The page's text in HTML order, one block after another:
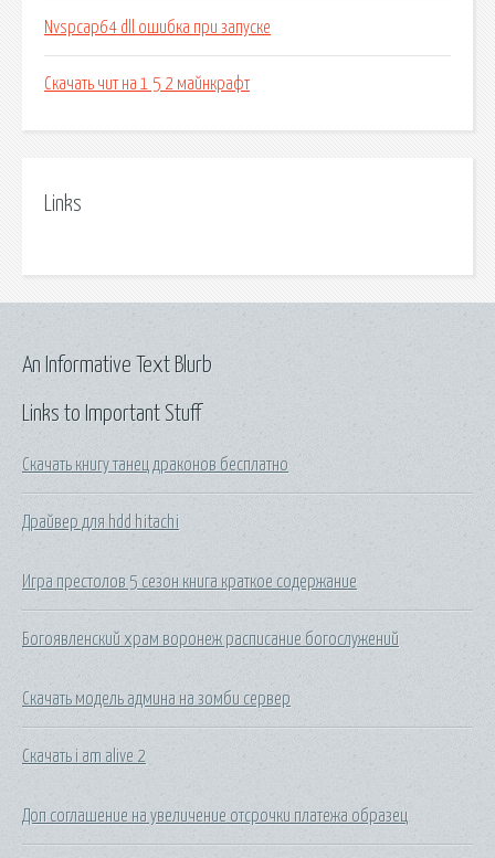
Nvspcap64 dll ошибка при запуске
Скачать чит на 1 5 2 майнкрафт
Links
Links to Important Stuff
Скачать книгу танец драконов бесплатно
Драйвер для hdd hitachi
Игра престолов 5 сезон книга краткое содержание
Богоявленский храм воронеж расписание богослужений
Скачать модель админа на зомби сервер
Скачать i am alive 2
Доп соглашение на увеличение отсрочки платежа образец
An Informative Text Blurb